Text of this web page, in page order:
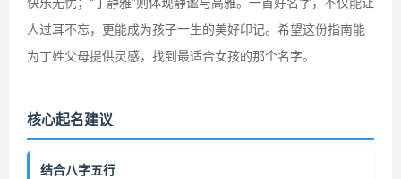
快乐无忧；“丁静雅”则体现静谧与高雅。一首好名字，不仅能让
人过耳不忘，更能成为孩子一生的美好印记。希望这份指南能
为丁姓父母提供灵感，找到最适合女孩的那个名字。
核心起名建议
结合八字五行